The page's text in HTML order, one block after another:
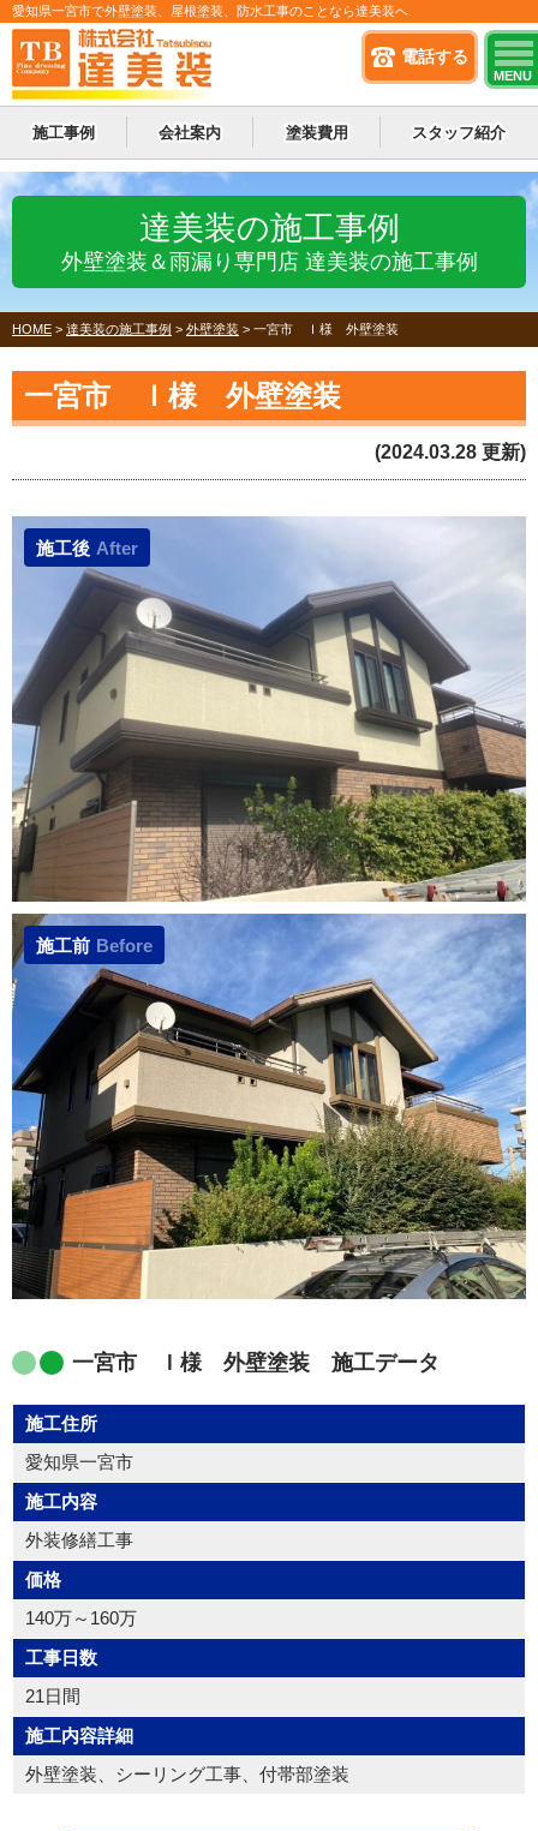
電話する
MENU
愛知県一宮市で外壁塗装、屋根塗装、防水工事のことなら達美装へ
施工事例 会社案内 塗装費用 スタッフ紹介
達美装の施工事例
外壁塗装＆雨漏り専門店 達美装の施工事例
HOME > 達美装の施工事例 > 外壁塗装 > 一宮市 Ｉ様 外壁塗装
一宮市 Ｉ様 外壁塗装
(2024.03.28 更新)
施工後 After
施工前 Before
一宮市 Ｉ様 外壁塗装 施工データ
施工住所
愛知県一宮市
施工内容
外装修繕工事
価格
140万～160万
工事日数
21日間
施工内容詳細
外壁塗装、シーリング工事、付帯部塗装